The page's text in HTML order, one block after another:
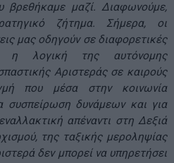
βρεθήκαμε μαζί. Διαφωνούμε,
ζήτημα. Σήμερα, οι
μας οδηγούν σε διαφορετικές
η λογική της αυτόνομης
Αριστεράς σε καιρούς
που μέσα στην κοινωνία
συσπείρωση δυνάμεων και για
απέναντι στη Δεξιά
της ταξικής μεροληψίας
δεν μπορεί να υπηρετήσει